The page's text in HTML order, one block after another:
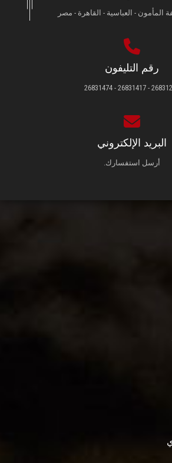
المأمون - العباسية - القاهرة - مصر
رقم التليفون
26831231 - 26831417 -
البريد الإلكتروني
أرسل استفسارك.